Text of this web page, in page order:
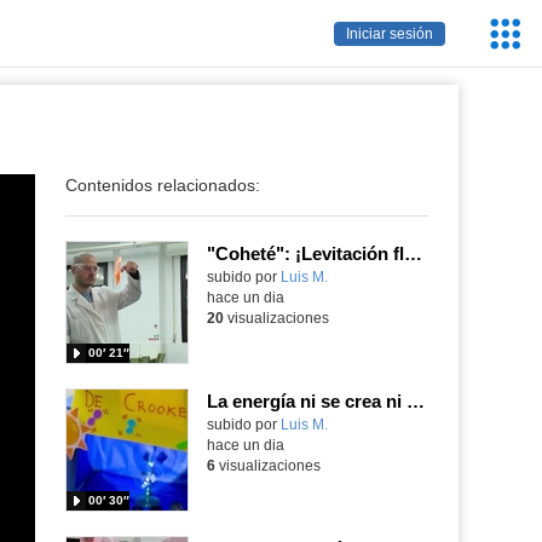
Iniciar sesión
Contenidos relacionados:
"Coheté": ¡Levitación flamígera!
Contenido educativo.
subido por Luis M.
00′ 21″
hace un dia
20visualizaciones
La energía ni se crea ni se destruye... ¡se experimenta! El Tierno en la Feria Madrid es Ciencia 2026
Contenido educativo.
subido por Luis M.
00′ 30″
hace un dia
6visualizaciones